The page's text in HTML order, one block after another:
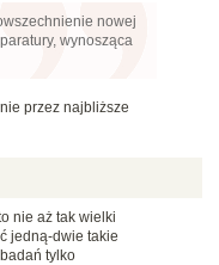
nowej
wynosząca
przez najbliższe
nie aż tak wielki
jedną-dwie takie
tylko